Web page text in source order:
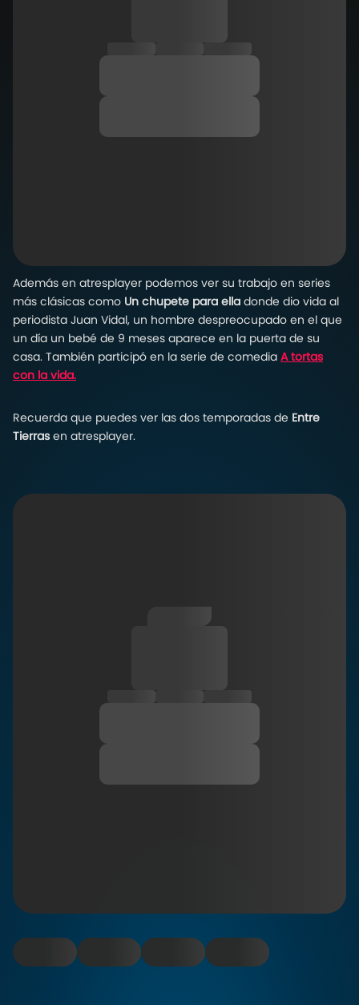
Además en atresplayer podemos ver su trabajo en series
más clásicas como Un chupete para ella donde dio vida al
periodista Juan Vidal, un hombre despreocupado en el que
un día un bebé de 9 meses aparece en la puerta de su
casa. También participó en la serie de comedia A tortas
con la vida.
Recuerda que puedes ver las dos temporadas de Entre
Tierrasen atresplayer.